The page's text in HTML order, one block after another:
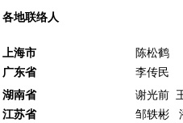
各地联络人
上海市
广东省
陈松鹤
李传民
湖南省
江苏省
谢光前
邹轶彬